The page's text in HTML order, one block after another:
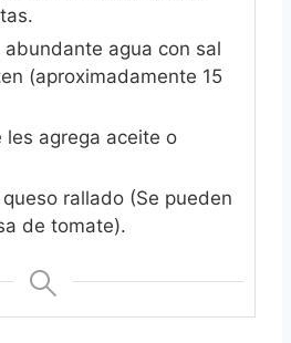
abundante agua con sal
(aproximadamente 15
les agrega aceite o
rallado (Se pueden
de tomate).